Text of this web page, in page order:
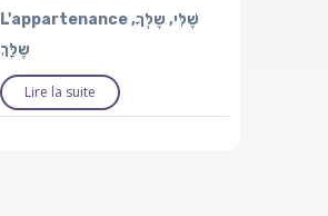
L'appartenance שֶׁלִּי, שֶלְּךָ,
שֶלָּךְ
Lire la suite